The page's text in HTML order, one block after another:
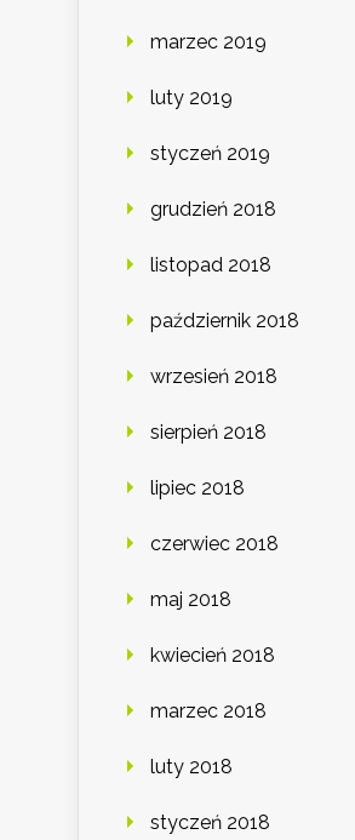
marzec 2019
luty 2019
styczeń 2019
grudzień 2018
listopad 2018
październik 2018
wrzesień 2018
sierpień 2018
lipiec 2018
czerwiec 2018
maj 2018
kwiecień 2018
marzec 2018
luty 2018
styczeń 2018